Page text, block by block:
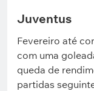
Juventus
Fevereiro até
com uma
queda de
partidas